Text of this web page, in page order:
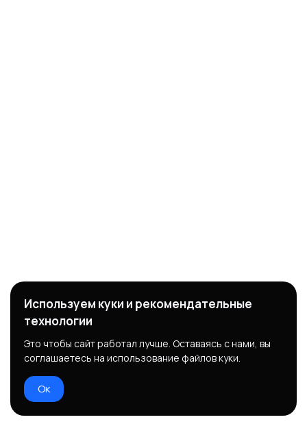
Используем куки и рекомендательные
технологии
Это чтобы сайт работал лучше. Оставаясь с нами, вы
соглашаетесь на использование файлов куки.
Ок